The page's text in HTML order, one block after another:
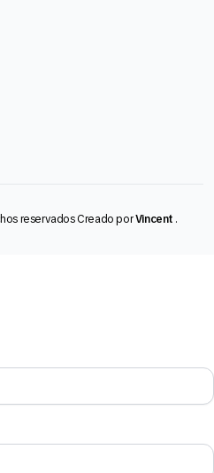
reservados Creado porVincent .